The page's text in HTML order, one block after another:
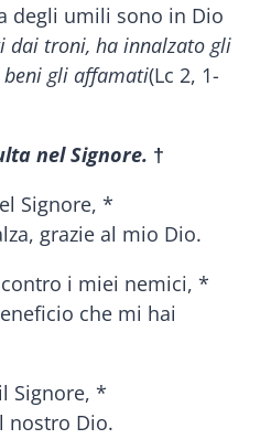
degli umili sono in Dio
dai troni, ha innalzato gli
gli affamati(Lc 2, 1-
nel Signore. †
Signore, *
grazie al mio Dio.
i miei nemici, *
che mi hai
Signore, *
nostro Dio.